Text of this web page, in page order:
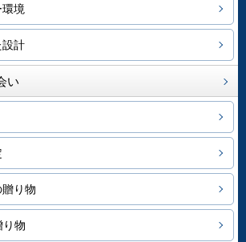
境
設計
い
り物
り物